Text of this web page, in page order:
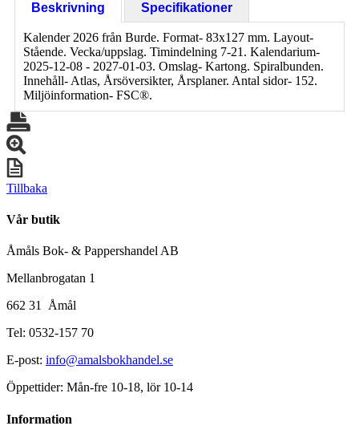
Beskrivning Specifikationer
Kalender 2026 från Burde. Format- 83x127 mm. Layout-
Stående. Vecka/uppslag. Timindelning 7-21. Kalendarium-
2025-12-08 - 2027-01-03. Omslag- Kartong. Spiralbunden.
Innehåll- Atlas, Årsöversikter, Årsplaner. Antal sidor- 152.
Miljöinformation- FSC®.
Tillbaka
Vår butik
Åmåls Bok- & Pappershandel AB
Mellanbrogatan 1
662 31 Åmål
Tel: 0532-157 70
E-post: info@amalsbokhandel.se
Öppettider: Mån-fre 10-18, lör 10-14
Information